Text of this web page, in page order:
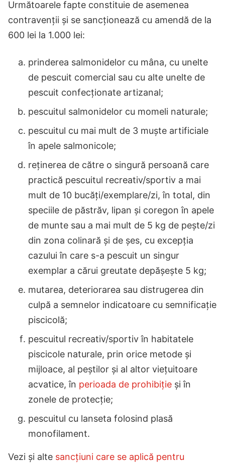
Următoarele fapte constituie de asemenea
contravenții și se sancționează cu amendă de la
600 lei la 1.000 lei:
prinderea salmonidelor cu mâna, cu unelte
de pescuit comercial sau cu alte unelte de
pescuit confecționate artizanal;
pescuitul salmonidelor cu momeli naturale;
pescuitul cu mai mult de 3 muște artificiale
în apele salmonicole;
reținerea de către o singură persoană care
practică pescuitul recreativ/sportiv a mai
mult de 10 bucăți/exemplare/zi, în total, din
speciile de păstrăv, lipan și coregon în apele
de munte sau a mai mult de 5 kg de pește/zi
din zona colinară și de șes, cu excepția
cazului în care s-a pescuit un singur
exemplar a cărui greutate depășește 5 kg;
mutarea, deteriorarea sau distrugerea din
culpă a semnelor indicatoare cu semnificație
piscicolă;
pescuitul recreativ/sportiv în habitatele
piscicole naturale, prin orice metode și
mijloace, al peștilor și al altor viețuitoare
acvatice, în perioada de prohibiție și în
zonele de protecție;
pescuitul cu lanseta folosind plasă
monofilament.
Vezi și alte sancțiuni care se aplică pentru